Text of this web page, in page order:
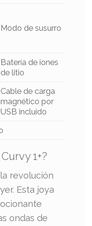
Modo de susurro
Batería de iones
de litio
Cable de carga
magnético por
USB incluido
1+?
revolución
Esta joya
ondas de